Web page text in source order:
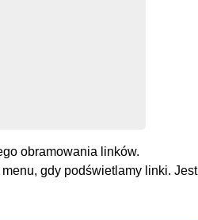
obramowania linków.
gdy podświetlamy linki. Jest